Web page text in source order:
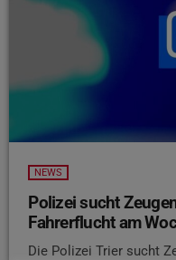
NEWS
Polizei sucht
Fahrerflucht am
Die Polizei Trier sucht